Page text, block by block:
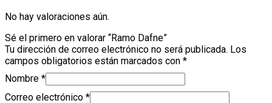
No hay valoraciones aún.
Sé el primero en valorar “Ramo Dafne”
Tu dirección de correo electrónico no será publicada. Los
campos obligatorios están marcados con *
Nombre *
Correo electrónico *